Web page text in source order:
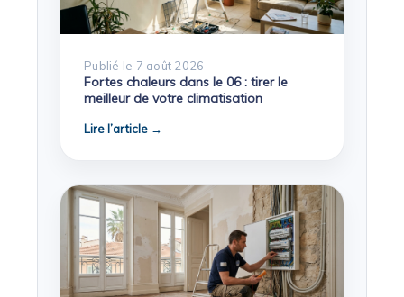
Publié le 7 août 2026
Fortes chaleurs dans le 06 : tirer le
meilleur de votre climatisation
Lire l’article →